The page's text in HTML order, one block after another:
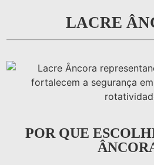
LACRE
POR QUE